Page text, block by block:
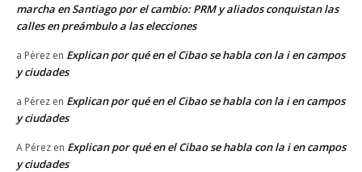
marcha en Santiago por el cambio: PRM y aliados conquistan las
calles en preámbulo a las elecciones
a Pérez en Explican por qué en el Cibao se habla con la i en campos
y ciudades
a Pérez en Explican por qué en el Cibao se habla con la i en campos
y ciudades
A Pérez en Explican por qué en el Cibao se habla con la i en campos
y ciudades